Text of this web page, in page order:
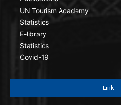
UN Tourism Academy
Statistics
E-library
Statistics
Covid-19
Link